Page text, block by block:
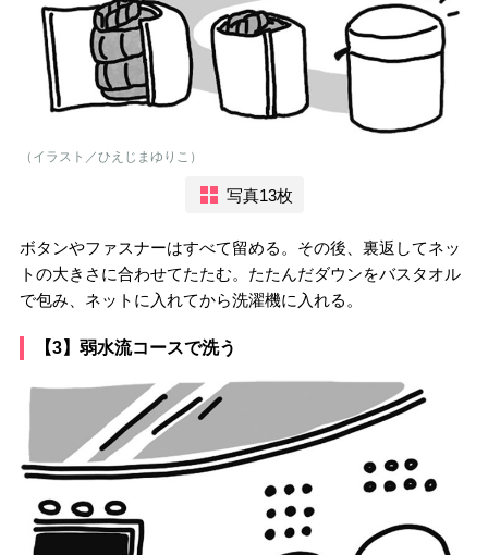
（イラスト／ひえじまゆりこ）
写真13枚
ボタンやファスナーはすべて留める。その後、裏返してネッ
トの大きさに合わせてたたむ。たたんだダウンをバスタオル
で包み、ネットに入れてから洗濯機に入れる。
【3】弱水流コースで洗う